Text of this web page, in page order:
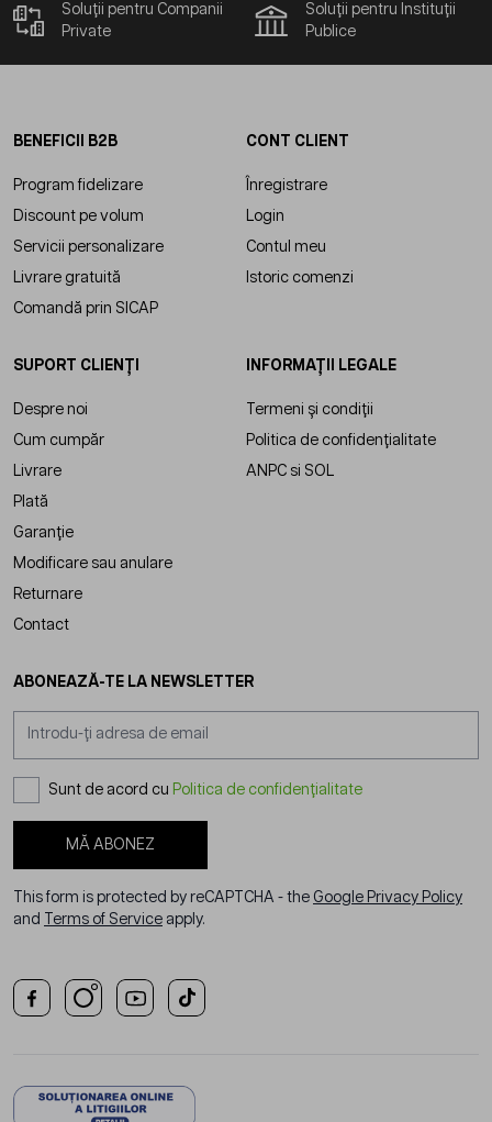
Soluții pentru Companii
Private
Soluții pentru Instituții
Publice
BENEFICII B2B
Program fidelizare
Discount pe volum
Servicii personalizare
Livrare gratuită
Comandă prin SICAP
CONT CLIENT
Înregistrare
Login
Contul meu
Istoric comenzi
SUPORT CLIENȚI
Despre noi
Cum cumpăr
Livrare
Plată
Garanție
Modificare sau anulare
Returnare
Contact
INFORMAȚII LEGALE
Termeni și condiții
Politica de confidențialitate
ANPC si SOL
ABONEAZĂ-TE LA NEWSLETTER
Sunt de acord cu Politica de confidențialitate
MĂ ABONEZ
This form is protected by reCAPTCHA - the Google Privacy Policy
and
Terms of Service apply.